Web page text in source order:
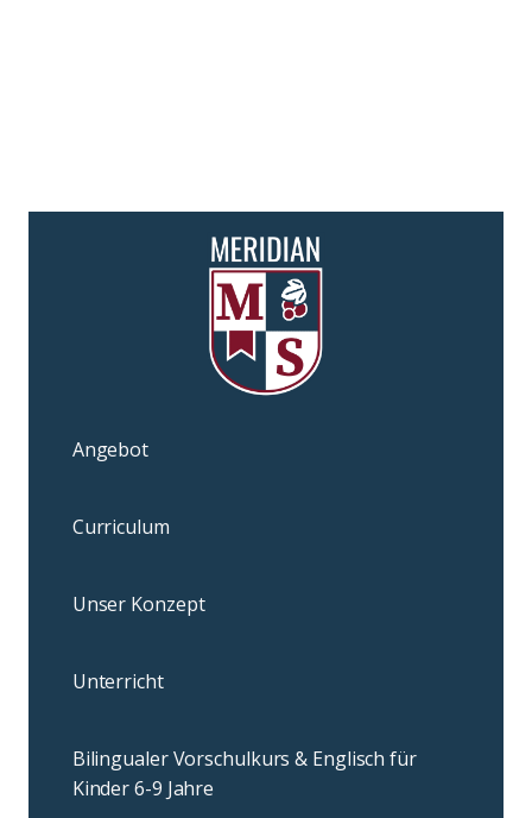
Angebot
Curriculum
Unser Konzept
Unterricht
Bilingualer Vorschulkurs & Englisch für
Kinder 6-9 Jahre